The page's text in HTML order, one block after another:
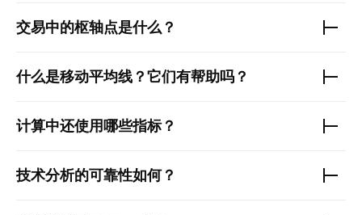
交易中的枢轴点是什么？
什么是移动平均线？它们有帮助吗？
计算中还使用哪些指标？
技术分析的可靠性如何？